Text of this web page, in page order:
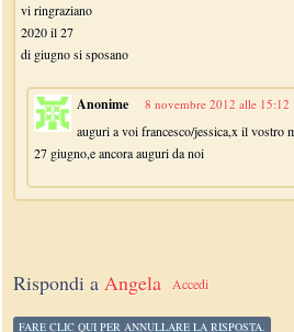
vi ringraziano
2020 il 27
di giugno si sposano
Anonime 8 novembre 2012 alle 15:12
auguri a voi francesco/jessica,x il vostro
27 giugno,e ancora auguri da noi
Rispondi aAngela Accedi
FARE CLIC QUI PER ANNULLARE LA RISPOSTA.